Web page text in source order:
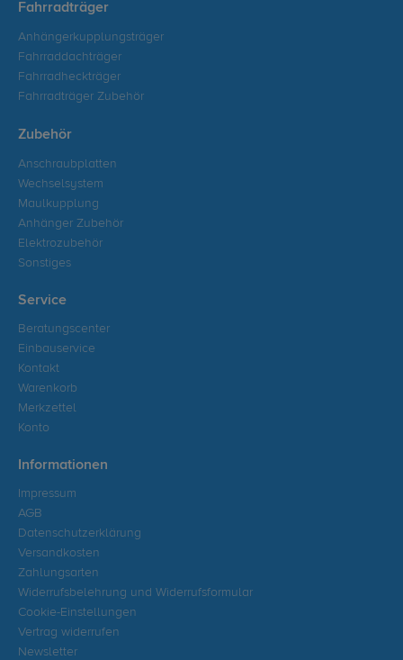
Fahrradträger
Anhängerkupplungsträger
Fahrraddachträger
Fahrradheckträger
Fahrradträger Zubehör
Zubehör
Anschraubplatten
Wechselsystem
Maulkupplung
Anhänger Zubehör
Elektrozubehör
Sonstiges
Service
Beratungscenter
Einbauservice
Kontakt
Warenkorb
Merkzettel
Konto
Informationen
Impressum
AGB
Datenschutzerklärung
Versandkosten
Zahlungsarten
Widerrufsbelehrung und Widerrufsformular
Cookie-Einstellungen
Vertrag widerrufen
Newsletter